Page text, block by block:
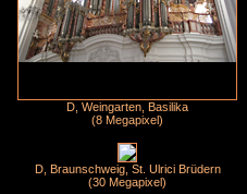
D, Weingarten, Basilika
(8 Megapixel)
D, Braunschweig, St. Ulrici Brüdern
(30 Megapixel)